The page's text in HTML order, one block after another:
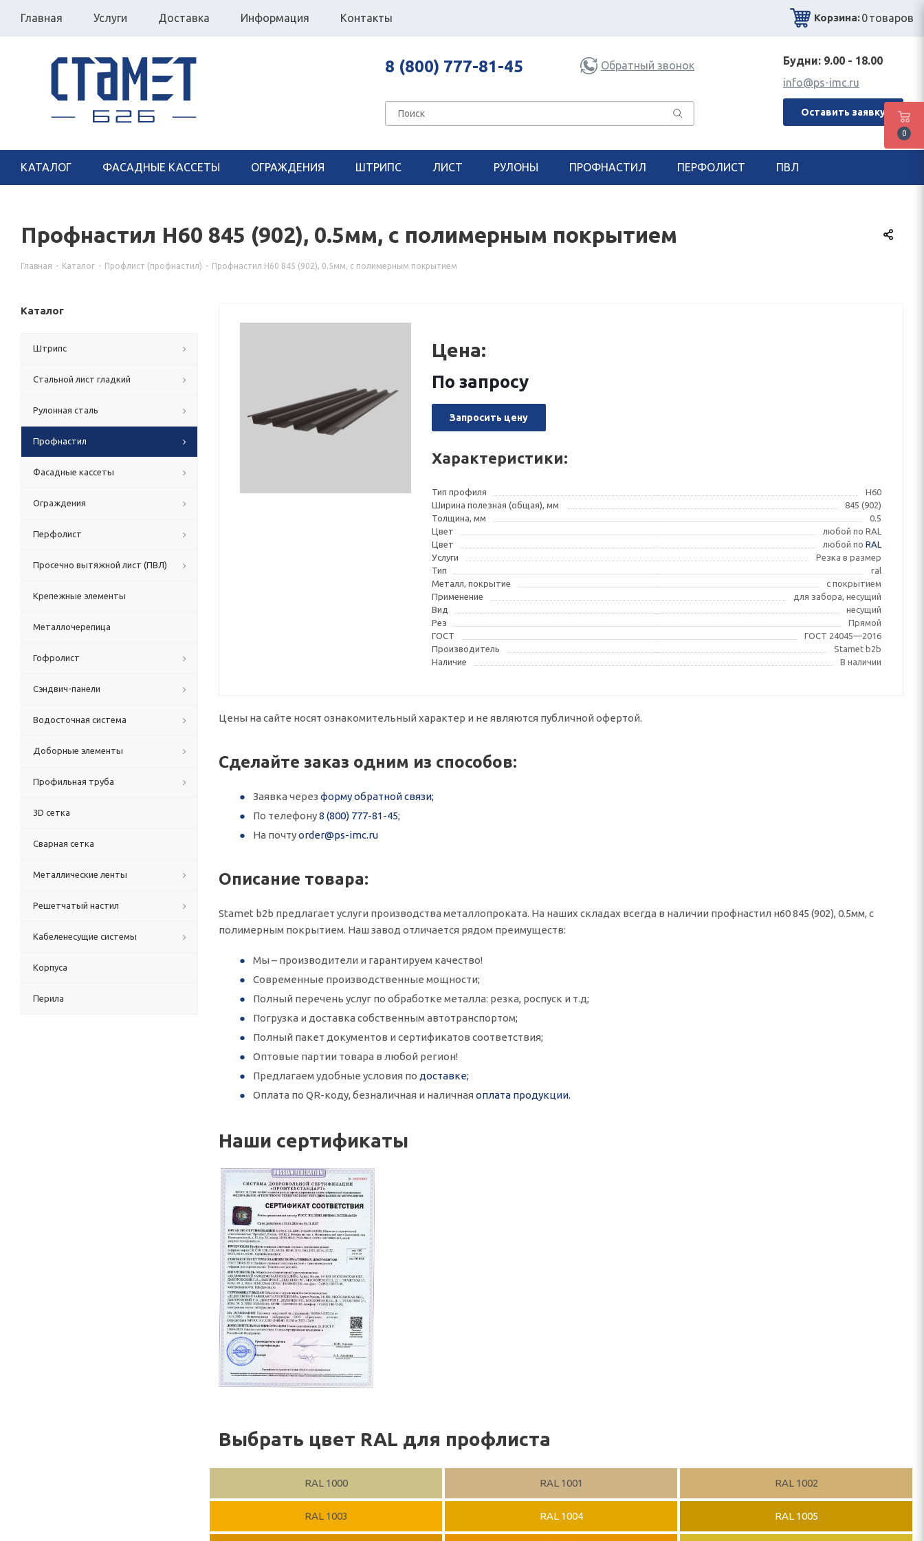
Главная Услуги Доставка Информация Контакты Корзина:0товаров
8 (800) 777-81-45 Обратный звонок
Будни: 9.00 - 18.00
info@ps-imc.ru
Оставить заявку
КАТАЛОГ ФАСАДНЫЕ КАССЕТЫ ОГРАЖДЕНИЯ ШТРИПС ЛИСТ РУЛОНЫ ПРОФНАСТИЛ ПЕРФОЛИСТ ПВЛ
Профнастил Н60 845 (902), 0.5мм, с полимерным покрытием
Главная - Каталог - Профлист (профнастил) - Профнастил Н60 845 (902), 0.5мм, с полимерным покрытием
Цена:
По запросу
Запросить цену
Характеристики:
Тип профиля
Н60
Ширина полезная (общая), мм
845 (902)
Толщина, мм
0.5
Цвет
любой по RAL
Цвет
любой поRAL
Услуги
Резка в размер
Тип
ral
Металл, покрытие
с покрытием
Применение
для забора, несущий
Вид
несущий
Рез
Прямой
ГОСТ
ГОСТ 24045—2016
Производитель
Stamet b2b
Наличие
В наличии
Цены на сайте носят ознакомительный характер и не являются публичной офертой.
Сделайте заказ одним из способов:
Заявка через форму обратной связи;
По телефону8 (800) 777-81-45;
На почтуorder@ps-imc.ru
Описание товара:
Stamet b2b предлагает услуги производства металлопроката. На наших складах всегда в наличии профнастил н60 845 (902), 0.5мм, с
полимерным покрытием. Наш завод отличается рядом преимуществ:
Мы – производители и гарантируем качество!
Современные производственные мощности;
Полный перечень услуг по обработке металла: резка, роспуск и т.д;
Погрузка и доставка собственным автотранспортом;
Полный пакет документов и сертификатов соответствия;
Оптовые партии товара в любой регион!
Предлагаем удобные условия по доставке;
Оплата по QR-коду, безналичная и наличная оплата продукции.
Наши сертификаты
Выбрать цвет RAL для профлиста
RAL 1000 RAL 1001 RAL 1002
RAL 1003 RAL 1004 RAL 1005
Каталог
Штрипс
Стальной лист гладкий
Рулонная сталь
Профнастил
Фасадные кассеты
Ограждения
Перфолист
Просечно вытяжной лист (ПВЛ)
Крепежные элементы
Металлочерепица
Гофролист
Сэндвич-панели
Водосточная система
Доборные элементы
Профильная труба
3D сетка
Сварная сетка
Металлические ленты
Решетчатый настил
Кабеленесущие системы
Корпуса
Перила
0